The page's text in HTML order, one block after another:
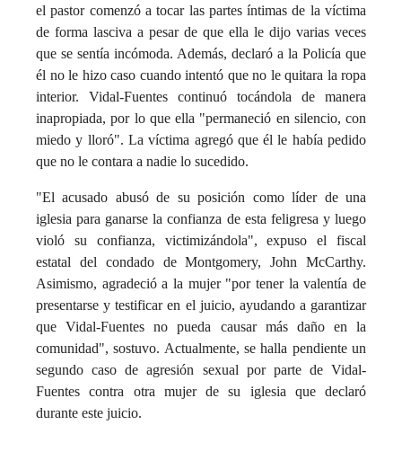
el pastor comenzó a tocar las partes íntimas de la víctima
de forma lasciva a pesar de que ella le dijo varias veces
que se sentía incómoda. Además, declaró a la Policía que
él no le hizo caso cuando intentó que no le quitara la ropa
interior. Vidal-Fuentes continuó tocándola de manera
inapropiada, por lo que ella "permaneció en silencio, con
miedo y lloró". La víctima agregó que él le había pedido
que no le contara a nadie lo sucedido.
"El acusado abusó de su posición como líder de una
iglesia para ganarse la confianza de esta feligresa y luego
violó su confianza, victimizándola", expuso el fiscal
estatal del condado de Montgomery, John McCarthy.
Asimismo, agradeció a la mujer "por tener la valentía de
presentarse y testificar en el juicio, ayudando a garantizar
que Vidal-Fuentes no pueda causar más daño en la
comunidad", sostuvo. Actualmente, se halla pendiente un
segundo caso de agresión sexual por parte de Vidal-
Fuentes contra otra mujer de su iglesia que declaró
durante este juicio.